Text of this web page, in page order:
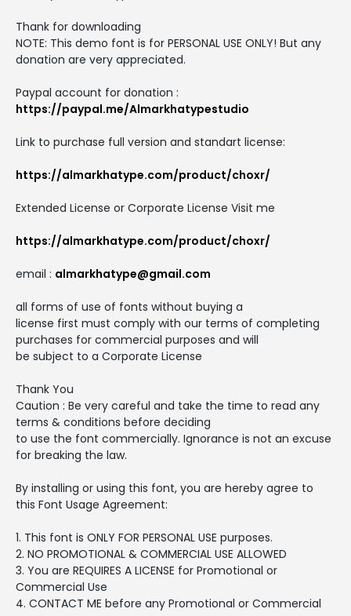
Thank for downloading
NOTE: This demo font is for PERSONAL USE ONLY! But any
donation are very appreciated.
Paypal account for donation :
https://paypal.me/Almarkhatypestudio
Link to purchase full version and standart license:
https://almarkhatype.com/product/choxr/
Extended License or Corporate License Visit me
https://almarkhatype.com/product/choxr/
email : almarkhatype@gmail.com
all forms of use of fonts without buying a
license first must comply with our terms of completing
purchases for commercial purposes and will
be subject to a Corporate License
Thank You
Caution : Be very careful and take the time to read any
terms & conditions before deciding
to use the font commercially. Ignorance is not an excuse
for breaking the law.
By installing or using this font, you are hereby agree to
this Font Usage Agreement:
1. This font is ONLY FOR PERSONAL USE purposes.
2. NO PROMOTIONAL & COMMERCIAL USE ALLOWED
3. You are REQUIRES A LICENSE for Promotional or
Commercial Use
4. CONTACT ME before any Promotional or Commercial